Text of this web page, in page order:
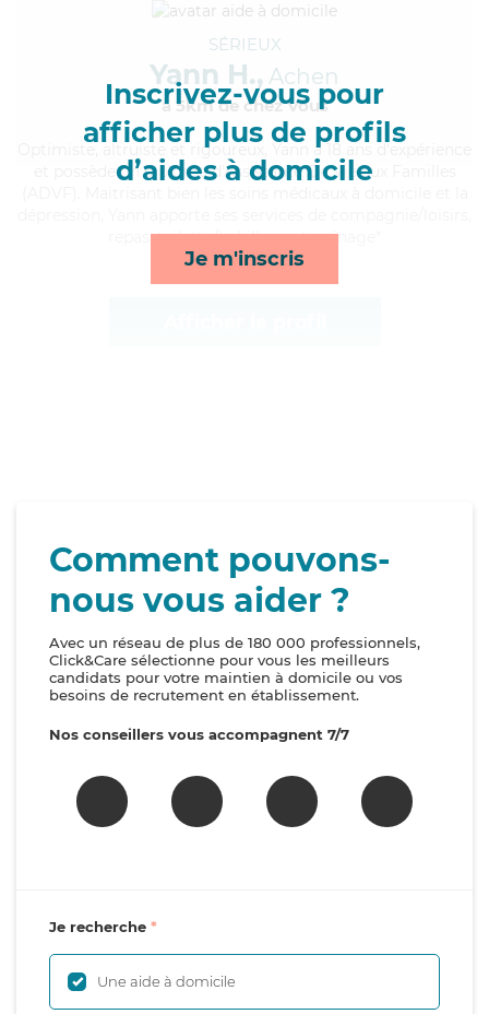
Inscrivez-vous pour
afficher plus de profils
d’aides à domicile
Je m'inscris
SÉRIEUX
Yann H., Achen
à 5km de chez Vous
, altruiste et rigoureux, Yann a 18 ans d'expérience
et possède un diplôme d'Assistante De Vie aux Familles
repas, toilette/habillage et ménage*
Comment pouvons-
nous vous aider ?
Avec un réseau de plus de 180 000 professionnels,
Click&Care sélectionne pour vous les meilleurs
candidats pour votre maintien à domicile ou vos
besoins de recrutement en établissement.
Nos conseillers vous accompagnent 7/7
Je recherche
Une aide à domicile